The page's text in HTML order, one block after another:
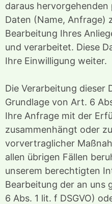
daraus
Daten (Name, Anfrage)
Bearbeitung Ihres
und verarbeitet. Diese
Ihre Einwilligung weiter.
Die Verarbeitung dieser
Grundlage von Art. 6
Ihre Anfrage mit der
zusammenhängt oder
vorvertraglicher
allen übrigen Fällen
unserem berechtigten
Bearbeitung der an uns
6 Abs. 1 lit. f DSGVO)